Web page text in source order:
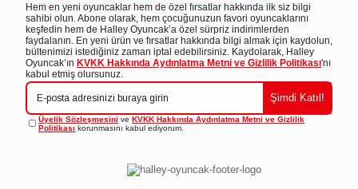
Hem en yeni oyuncaklar hem de özel fırsatlar hakkında ilk siz bilgi
sahibi olun. Abone olarak, hem çocuğunuzun favori oyuncaklarını
keşfedin hem de Halley Oyuncak’a özel sürpriz indirimlerden
faydalanın. En yeni ürün ve fırsatlar hakkında bilgi almak için kaydolun,
bültenimizi istediğiniz zaman iptal edebilirsiniz. Kaydolarak, Halley
Oyuncak’ın KVKK Hakkında Aydınlatma Metni ve Gizlilik Politikası'nı
kabul etmiş olursunuz.
Şimdi Katıl!
Üyelik Sözleşmesini veKVKK Hakkında Aydınlatma Metni ve Gizlilik
Politikası korunmasını kabul ediyorum.